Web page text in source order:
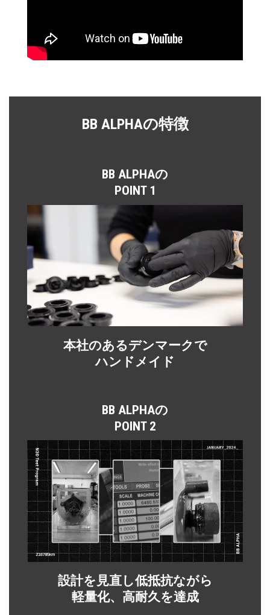
BB ALPHAの特徴
BB ALPHAの
POINT 1
本社のあるデンマークで
ハンドメイド
BB ALPHAの
POINT 2
設計を見直し低抵抗ながら
軽量化、高耐久を達成